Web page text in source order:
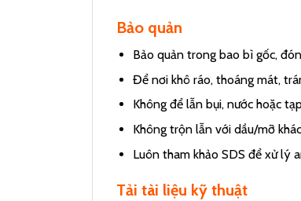
Bảo quản
Bảo quản trong bao bì gốc,
Để nơi khô ráo, thoáng mát,
Không để lẫn bụi, nước hoặc
Không trộn lẫn với dầu/mỡ
Luôn tham khảo SDS để xử lý
Tải tài liệu kỹ thuật